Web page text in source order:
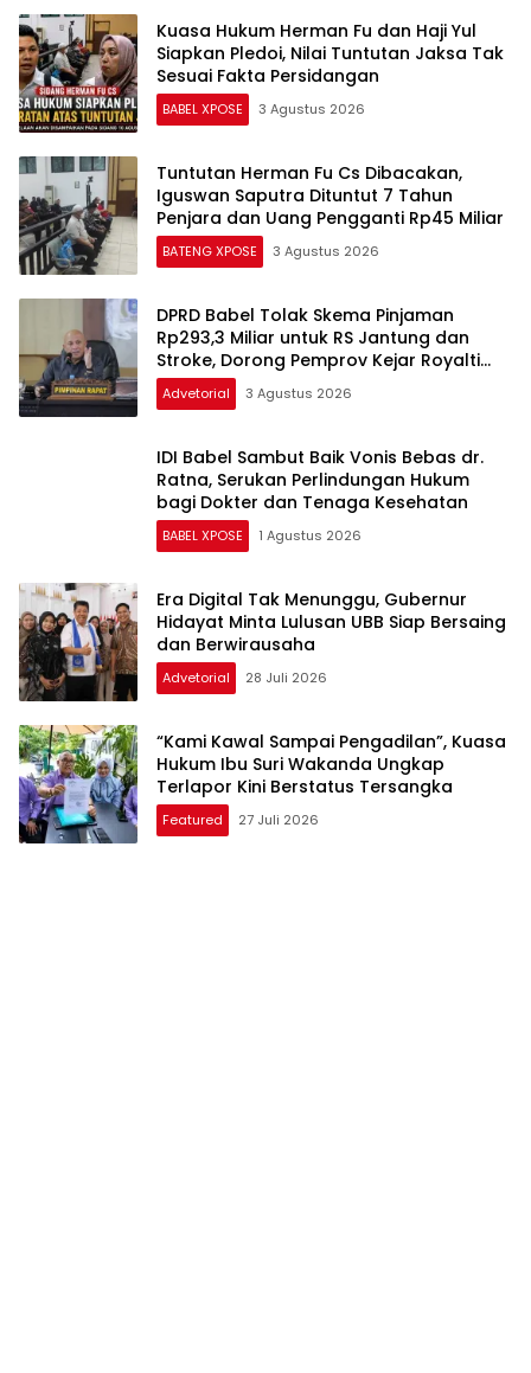
Kuasa Hukum Herman Fu dan Haji Yul
Siapkan Pledoi, Nilai Tuntutan Jaksa Tak
Sesuai Fakta Persidangan
BABEL XPOSE 3 Agustus 2026
Tuntutan Herman Fu Cs Dibacakan,
Iguswan Saputra Dituntut 7 Tahun
Penjara dan Uang Pengganti Rp45 Miliar
BATENG XPOSE 3 Agustus 2026
DPRD Babel Tolak Skema Pinjaman
Rp293,3 Miliar untuk RS Jantung dan
Stroke, Dorong Pemprov Kejar Royalti
Timah
Advetorial 3 Agustus 2026
IDI Babel Sambut Baik Vonis Bebas dr.
Ratna, Serukan Perlindungan Hukum
bagi Dokter dan Tenaga Kesehatan
BABEL XPOSE 1 Agustus 2026
Era Digital Tak Menunggu, Gubernur
Hidayat Minta Lulusan UBB Siap Bersaing
dan Berwirausaha
Advetorial 28 Juli 2026
“Kami Kawal Sampai Pengadilan”, Kuasa
Hukum Ibu Suri Wakanda Ungkap
Terlapor Kini Berstatus Tersangka
Featured 27 Juli 2026